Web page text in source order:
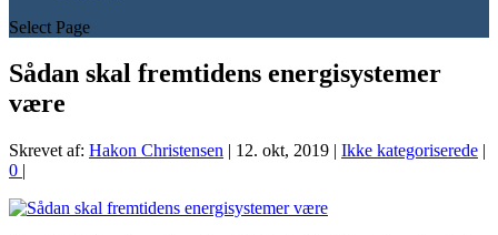
Select Page
Sådan skal fremtidens energisystemer
være
Skrevet af: Hakon Christensen | 12. okt, 2019 | Ikke kategoriserede |
0 |